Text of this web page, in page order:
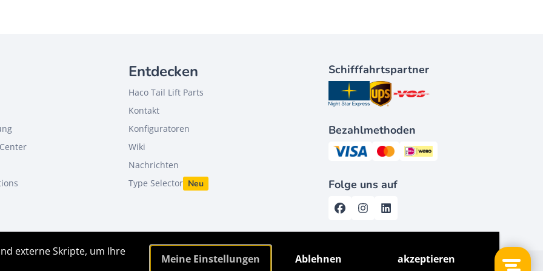
externe Skripte, um Ihre
Meine Einstellungen Ablehnen akzeptieren
Entdecken
Haco Tail Lift Parts
Kontakt
Konfiguratoren
Wiki
Nachrichten
Type Selector Neu
Schifffahrtspartner
Bezahlmethoden
Folge uns auf